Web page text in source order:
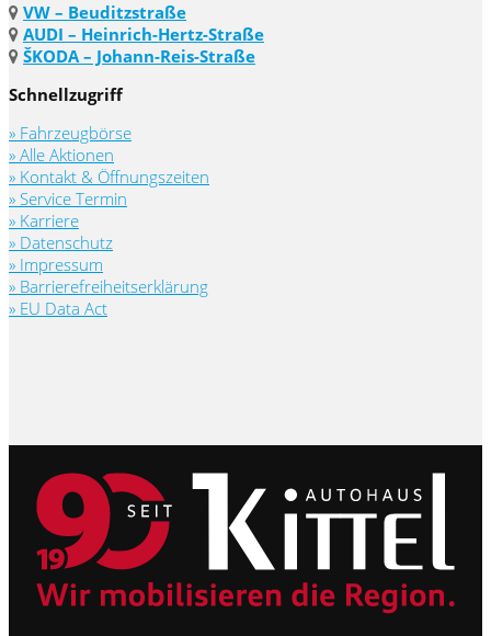
VW – Beuditzstraße
AUDI – Heinrich-Hertz-Straße
ŠKODA – Johann-Reis-Straße
Schnellzugriff
» Fahrzeugbörse
» Alle Aktionen
» Kontakt & Öffnungszeiten
» Service Termin
» Karriere
» Datenschutz
» Impressum
» Barrierefreiheitserklärung
» EU Data Act